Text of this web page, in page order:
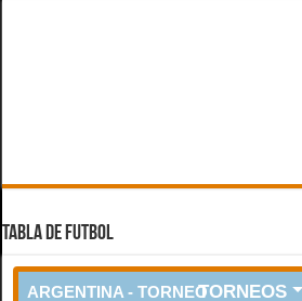
TABLA DE FUTBOL